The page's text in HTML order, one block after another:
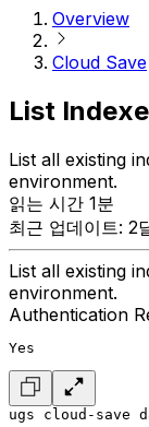
Overview
Cloud Save
List
List all existing
environment.
읽는 시간 1분
최근 업데이트: 2
List all existing
environment.
Authentication
Yes
ugs cloud-save